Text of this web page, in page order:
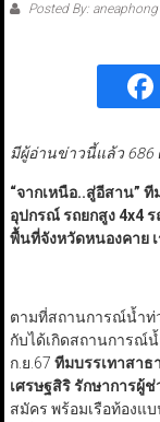
Posted By: aneaphong
มีผู้อ่านข่าวนี้แล้ว 686
“จากเหนือ..สู่อีสาน” ที
อุปกรณ์ รถยกสูง 4x4
พื้นที่จังหวัดหนองคาย
ตามที่สถานการณ์น้ำท่
กับได้เกิดสถานการณ์
ก.ย.67 ทีมบรรเทาสา
เศรษฐสิริ รักษาการผู้
สมัคร พร้อมเรือท้องแ